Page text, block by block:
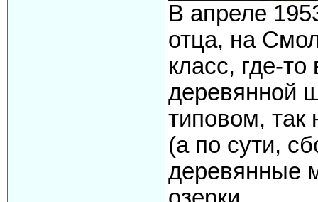
В апреле
отца, на
класс, где-
деревянной
типовом,
(а по сути,
деревянные